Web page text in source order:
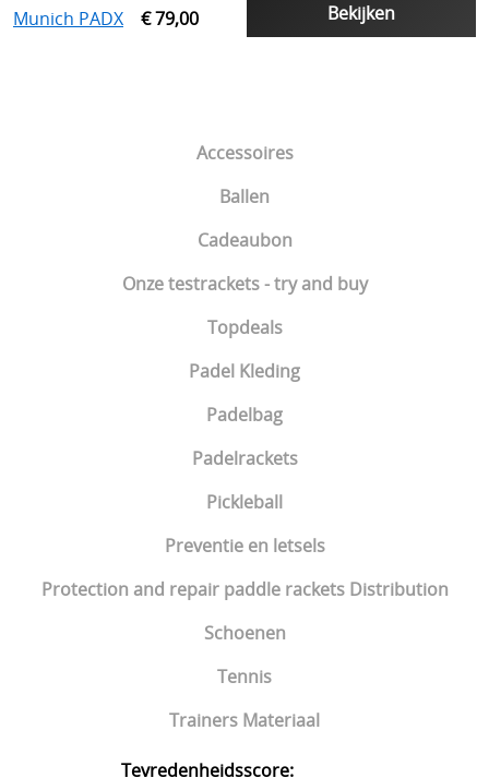
Accessoires
Ballen
Cadeaubon
Onze testrackets - try and buy
Topdeals
Padel Kleding
Padelbag
Padelrackets
Pickleball
Preventie en letsels
Protection and repair paddle rackets Distribution
Schoenen
Tennis
Trainers Materiaal
Tevredenheidsscore:
Munich PADX € 79,00 Bekijken